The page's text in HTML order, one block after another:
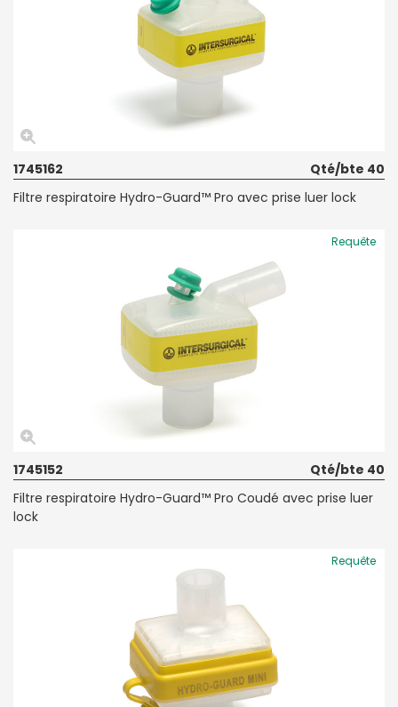
1745162
Qté/bte 40
Filtre respiratoire Hydro-Guard™ Pro avec prise luer lock
Requête
1745152
Qté/bte 40
Filtre respiratoire Hydro-Guard™ Pro Coudé avec prise luer
lock
Requête